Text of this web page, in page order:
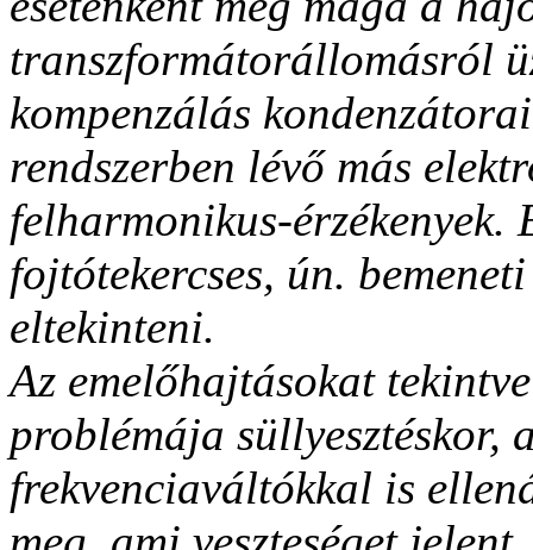
transzformátorállomásról
kompenzálás
rendszerben lévő más
felharmonikus-érzékenyek.
fojtótekercses, ún.
eltekinteni.
Az emelőhajtásokat
problémája süllyesztéskor,
frekvenciaváltókkal is